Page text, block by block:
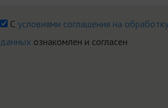
Сусловиями соглашения на
данных ознакомлен и согласен